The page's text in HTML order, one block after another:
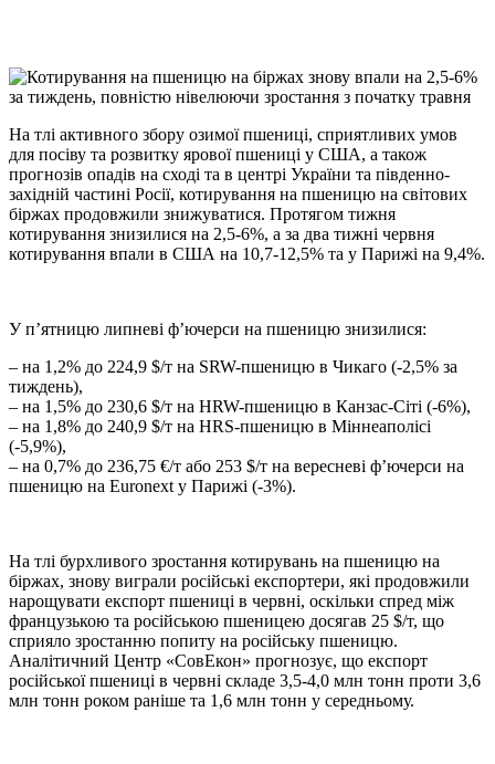
Link
Print
На тлі активного збору озимої пшениці, сприятливих умов
для посіву та розвитку яровоїпшениці у США, а також
прогнозів опадів на сході та в центрі України та південно-
західній частині Росії, котирування на пшеницю на світових
біржах продовжили знижуватися. Протягом тижня
котирування знизилися на 2,5-6%, а за два тижні червня
котирування впали в США на 10,7-12,5% та у Парижі на 9,4%.
У п’ятницю липневі ф’ючерси на пшеницю знизилися:
– на 1,2% до 224,9 $/т на SRW-пшеницю в Чикаго (-2,5% за
тиждень),
– на 1,5% до 230,6 $/т на HRW-пшеницю в Канзас-Сіті (-6%),
– на 1,8% до 240,9 $/т на HRS-пшеницю в Міннеаполісі
(-5,9%),
– на 0,7% до 236,75 €/т або 253 $/т на вересневі ф’ючерси на
пшеницю на Euronext у Парижі (-3%).
На тлі бурхливого зростання котирувань на пшеницю на
біржах, знову виграли російські експортери, які продовжили
нарощувати експорт пшениці в червні, оскільки спред між
французькою та російською пшеницею досягав 25 $/т, що
сприяло зростанню попиту на російську пшеницю.
Аналітичний Центр «СовЕкон» прогнозує, що експорт
російської пшениці в червні складе 3,5-4,0 млн тонн проти 3,6
млн тонн роком раніше та 1,6 млн тонн у середньому.